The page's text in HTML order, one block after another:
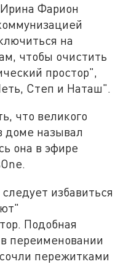
Фарион
на
чтобы очистить
простор",
Степ и Наташ".
что великого
доме называл
она в эфире
избавиться
Подобная
переименовании
пережитками